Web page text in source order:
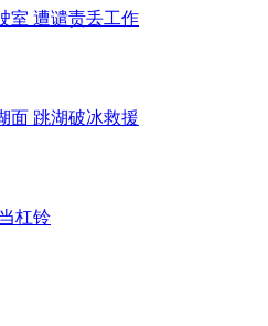
室 遭谴责丢工作
面 跳湖破冰救援
杠铃